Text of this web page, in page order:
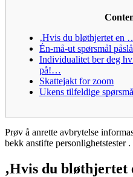
‚Hvis du bløthjertet en
Én-må-ut spørsmål
Individualitet ber deg
på!…
Skattejakt for zoom
Ukens tilfeldige
Prøv å anrette avbrytelse
bekk anstifte personlighetstester .
‚Hvis du bløthjertet